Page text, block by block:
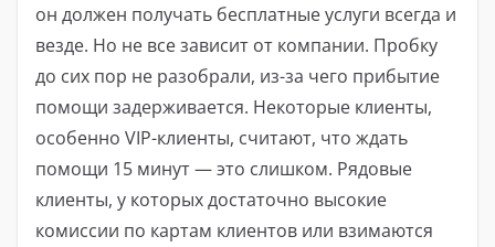
он должен получать бесплатные услуги всегда и
везде. Но не все зависит от компании. Пробку
до сих пор не разобрали, из-за чего прибытие
помощи задерживается. Некоторые клиенты,
особенно VIP-клиенты, считают, что ждать
помощи 15 минут — это слишком. Рядовые
клиенты, у которых достаточно высокие
комиссии по картам клиентов или взимаются